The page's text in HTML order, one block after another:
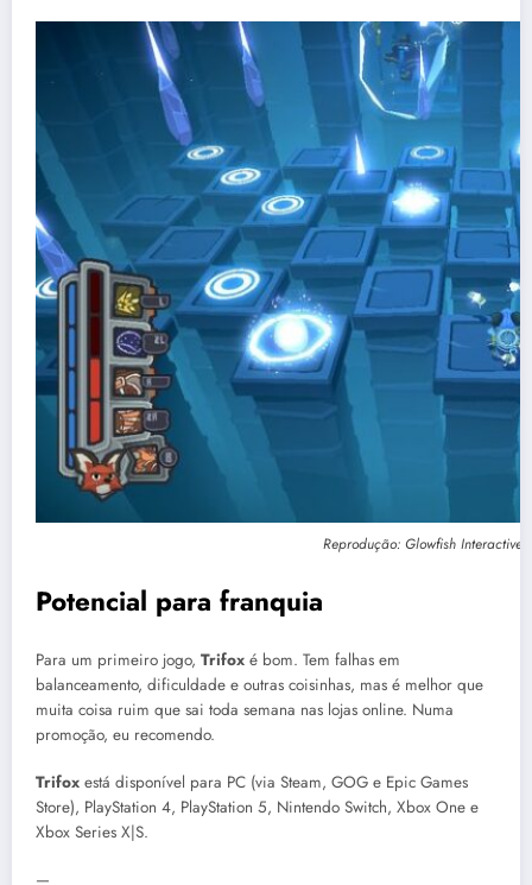
Reprodução: Glowfish
Potencial para franquia
Para um primeiro jogo, Trifox é bom. Tem falhas em
balanceamento, dificuldade e outras coisinhas, mas é melhor que
muita coisa ruim que sai toda semana nas lojas online. Numa
promoção, eu recomendo.
Trifox está disponível para PC (via Steam, GOG e Epic Games
Store), PlayStation 4, PlayStation 5, Nintendo Switch, Xbox One e
Xbox Series X|S.
—